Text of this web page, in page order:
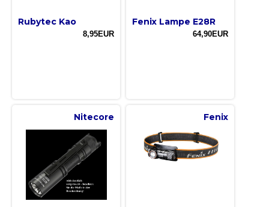
Rubytec Kao
8,95EUR
Fenix Lampe E28R
64,90EUR
Nitecore Fenix